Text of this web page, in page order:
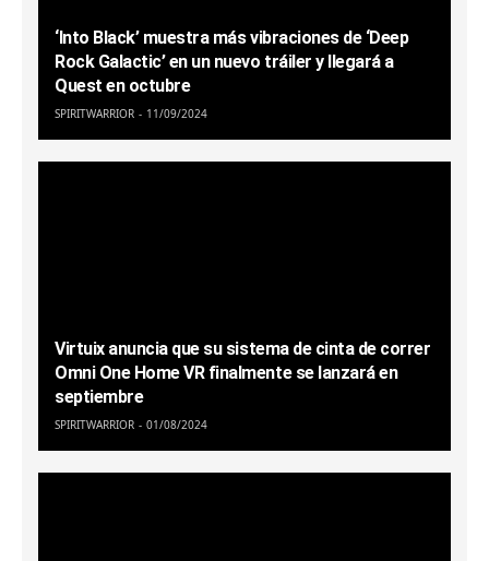
‘Into Black’ muestra más vibraciones de ‘Deep
Rock Galactic’ en un nuevo tráiler y llegará a
Quest en octubre
SPIRITWARRIOR 11/09/2024
Virtuix anuncia que su sistema de cinta de correr
Omni One Home VR finalmente se lanzará en
septiembre
SPIRITWARRIOR 01/08/2024